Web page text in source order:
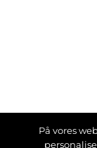
På vores